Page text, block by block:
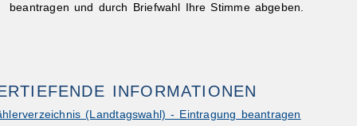
beantragen und durch Briefwahl Ihre Stimme abgeben.
INFORMATIONEN
(Landtagswahl) - Eintragung beantragen